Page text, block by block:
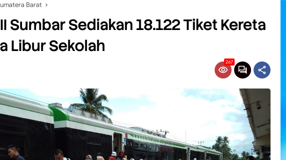
Barat
Sumbar Sediakan 18.122 Tiket Kereta
Libur Sekolah
267